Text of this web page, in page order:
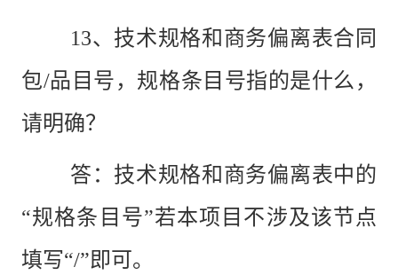
13、技术规格和商务偏离表合同
包/品目号，规格条目号指的是什么，
请明确？
答：技术规格和商务偏离表中的
“规格条目号”若本项目不涉及该节点
填写“/”即可。